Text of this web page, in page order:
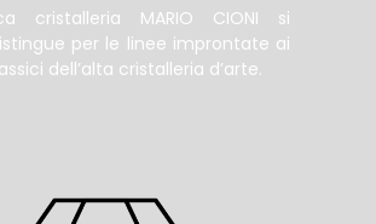
cristalleria MARIO CIONI si
per le linee improntate ai
dell’alta cristalleria d’arte.